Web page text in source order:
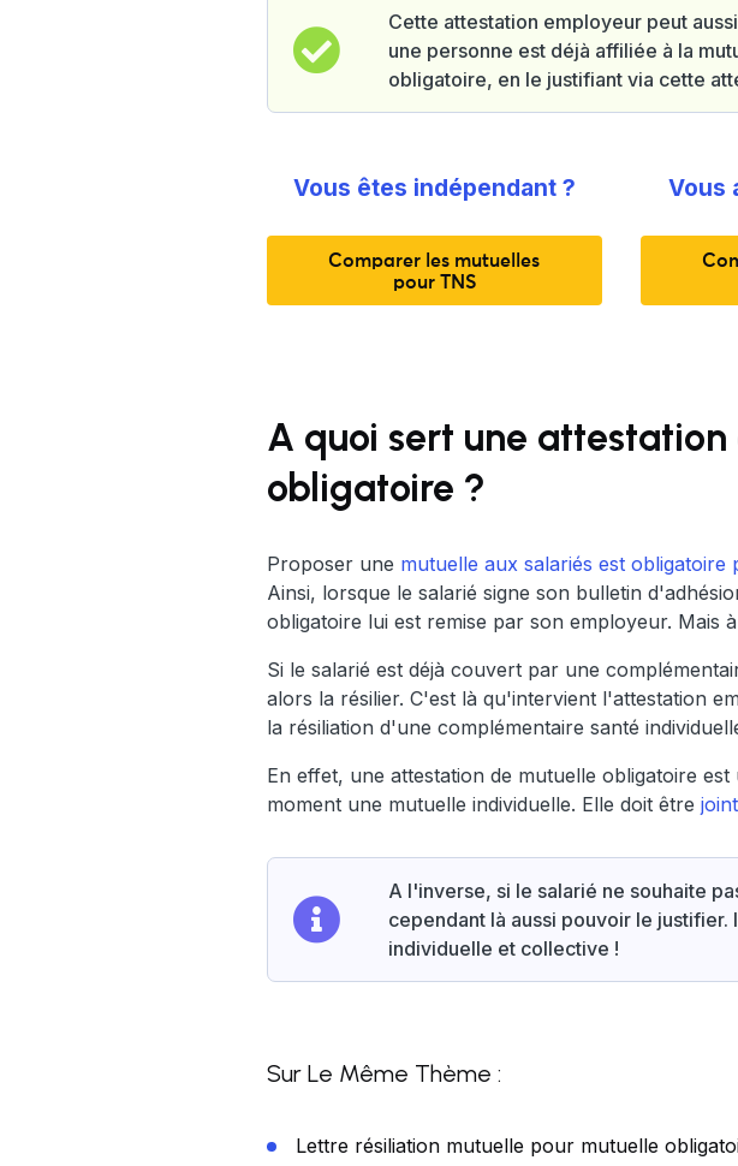
Cette attestation employeur peut
une personne est déjà affiliée à la
obligatoire, en le justifiant via cette
Vous êtes indépendant ?
Comparer les mutuelles
pour TNS
Vous
A quoi sert une
obligatoire ?
Proposer une mutuelle aux salariés est
Ainsi, lorsque le salarié signe son bulletin
obligatoire lui est remise par son employeur. Mais
Si le salarié est déjà couvert par une
alors la résilier. C'est là qu'intervient l'attestation
la résiliation d'une complémentaire santé
En effet, une attestation de mutuelle obligatoire
moment une mutuelle individuelle. Elle doit être
A l'inverse, si le salarié ne souhaite
cependant là aussi pouvoir le
individuelle et collective !
Sur Le Même Thème :
Lettre résiliation mutuelle pour mutuelle